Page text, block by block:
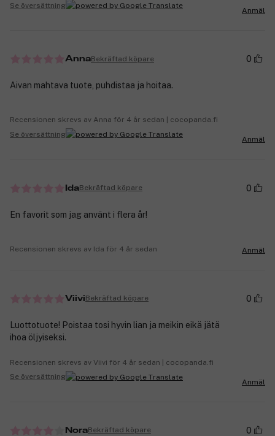
Se översättning
Anmäl
AnnaBekräftad köpare 0
Aivan mahtava tuote, puhdistaa ja hoitaa.
Recensionen skrevs av Anna för 4 år sedan | cocopanda.fi
Se översättning
Anmäl
IdaBekräftad köpare 0
En favorit som jag använt i flera år!
Recensionen skrevs av Ida för 4 år sedan Anmäl
ViiviBekräftad köpare 0
Luottotuote! Poistaa tosi hyvin lian ja meikin eikä jätä
ihoa öljyiseksi.
Recensionen skrevs av Viivi för 4 år sedan | cocopanda.fi
Se översättning
Anmäl
NoraBekräftad köpare 0